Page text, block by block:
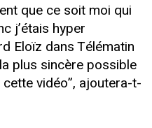
que ce soit moi qui
j’étais hyper
Eloïz dans Télématin
plus sincère possible
vidéo”, ajoutera-t-